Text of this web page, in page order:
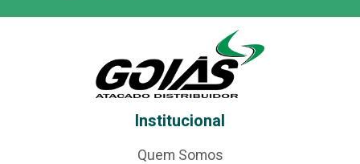
Institucional
Quem Somos